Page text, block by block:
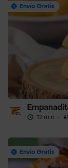
Envío Gratis
12 min ·
Envío Gratis